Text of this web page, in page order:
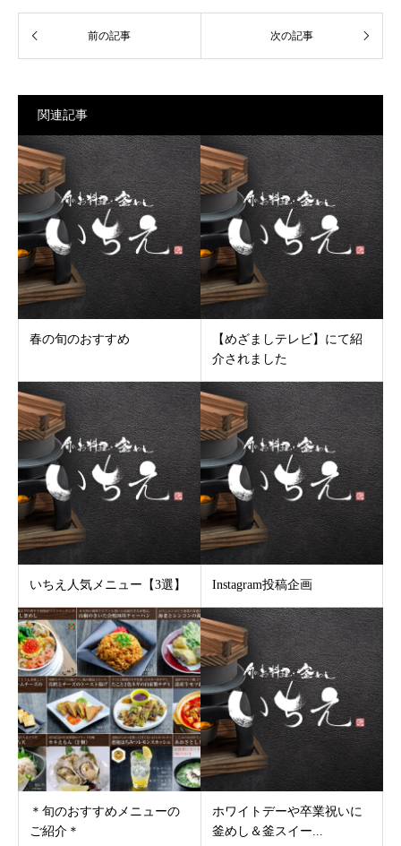
関連記事
春の旬のおすすめ
【めざましテレビ】にて紹
介されました
いちえ人気メニュー【3選】 Instagram投稿企画
＊旬のおすすめメニューの
ご紹介＊
ホワイトデーや卒業祝いに
釜めし＆釜スイー...